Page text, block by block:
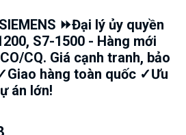
⏩Đại lý ủy quyền
S7-1500 - Hàng mới
CQ. Giá cạnh tranh, bảo
hàng toàn quốc ✓Ưu
án lớn!